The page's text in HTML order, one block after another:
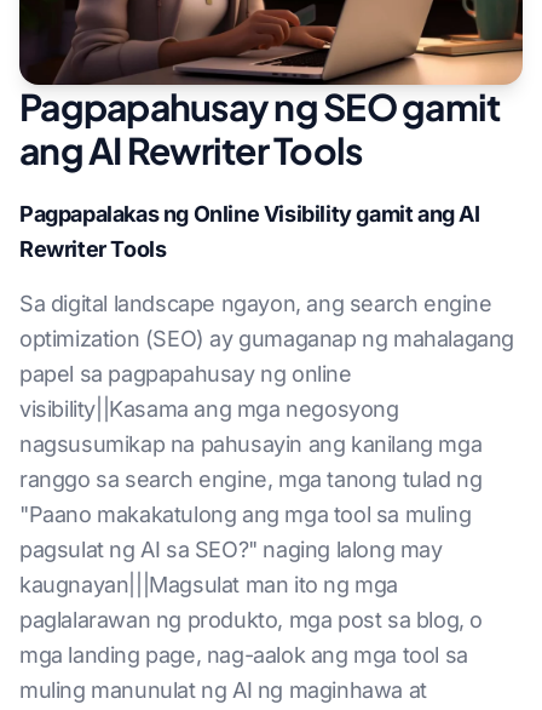
Pagpapahusay ng SEO gamit
ang AI Rewriter Tools
Pagpapalakas ng Online Visibility gamit ang AI
Rewriter Tools
Sa digital landscape ngayon, ang search engine
optimization (SEO) ay gumaganap ng mahalagang
papel sa pagpapahusay ng online
visibility||Kasama ang mga negosyong
nagsusumikap na pahusayin ang kanilang mga
ranggo sa search engine, mga tanong tulad ng
"Paano makakatulong ang mga tool sa muling
pagsulat ng AI sa SEO?" naging lalong may
kaugnayan|||Magsulat man ito ng mga
paglalarawan ng produkto, mga post sa blog, o
mga landing page, nag-aalok ang mga tool sa
muling manunulat ng AI ng maginhawa at